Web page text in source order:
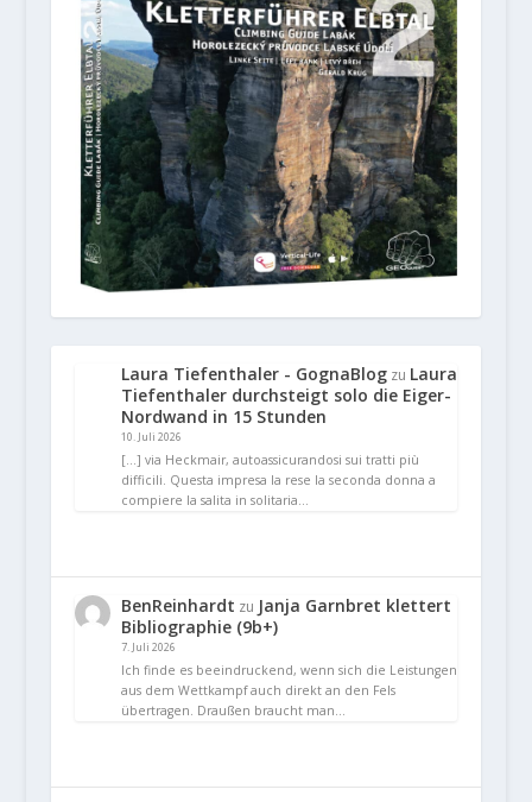
Laura Tiefenthaler - GognaBlogzu Laura
Tiefenthaler durchsteigt solo die Eiger-
Nordwand in 15 Stunden
10. Juli 2026
[…] via Heckmair, autoassicurandosi sui tratti più
difficili. Questa impresa la rese la seconda donna a
compiere la salita in solitaria…
BenReinhardt zu Janja Garnbret klettert
Bibliographie (9b+)
7. Juli 2026
Ich finde es beeindruckend, wenn sich die Leistungen
aus dem Wettkampf auch direkt an den Fels
übertragen. Draußen braucht man…